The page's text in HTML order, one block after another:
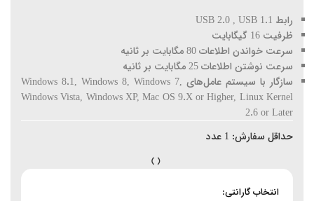
رابط USB 2.0 , USB 1.1
ظرفیت 16 گیگابایت
سرعت خواندن اطلاعات 80 مگابایت بر ثانیه
سرعت نوشتن اطلاعات 25 مگابایت بر ثانیه
سازگار با سیستم عامل‌های Windows 8.1, Windows 8, Windows 7,
Windows Vista, Windows XP, Mac OS 9.X or Higher, Linux Kernel
2.6 or Later
حداقل سفارش: 1 عدد
انتخاب گارانتی: